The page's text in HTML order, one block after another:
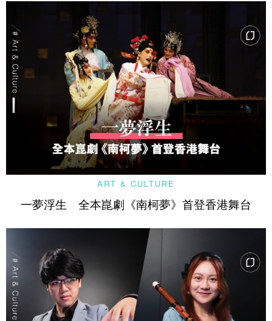
ART & CULTURE
一夢浮生 全本崑劇《南柯夢》首登香港舞台